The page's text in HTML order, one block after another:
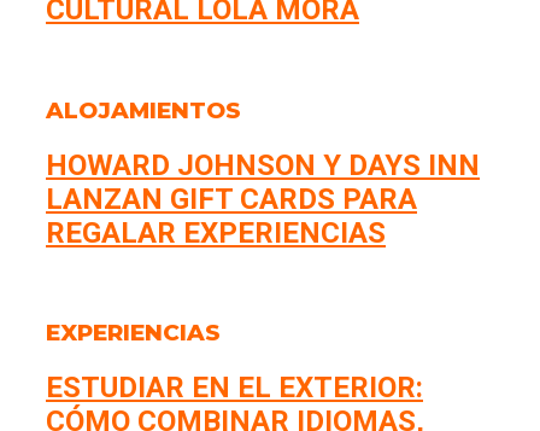
CULTURAL LOLA MORA
ALOJAMIENTOS
HOWARD JOHNSON Y DAYS INN
LANZAN GIFT CARDS PARA
REGALAR EXPERIENCIAS
EXPERIENCIAS
ESTUDIAR EN EL EXTERIOR:
CÓMO COMBINAR IDIOMAS,